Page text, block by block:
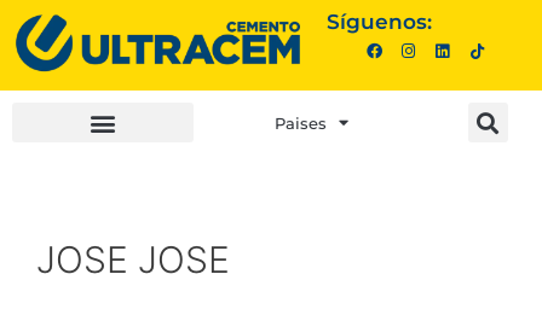
Síguenos:
Paises
JOSE JOSE